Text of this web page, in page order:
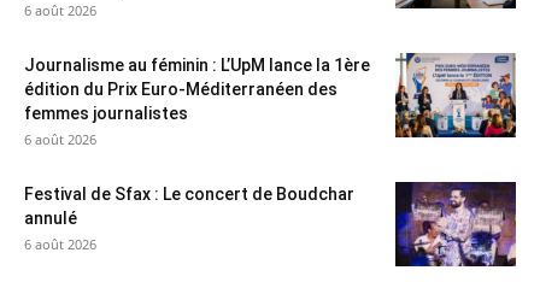
6 août 2026
Journalisme au féminin : L’UpM lance la 1ère
édition du Prix Euro-Méditerranéen des
femmes journalistes
6 août 2026
Festival de Sfax : Le concert de Boudchar
annulé
6 août 2026